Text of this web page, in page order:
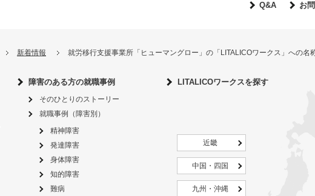
Q&A お
新着情報 就労移行支援事業所「ヒューマングロー」の「LITALICOワークス」への名
障害のある方の就職事例
そのひとりのストーリー
就職事例（障害別）
精神障害
発達障害
身体障害
知的障害
難病
LITALICOワークスを探す
近畿
中国・四国
九州・沖縄